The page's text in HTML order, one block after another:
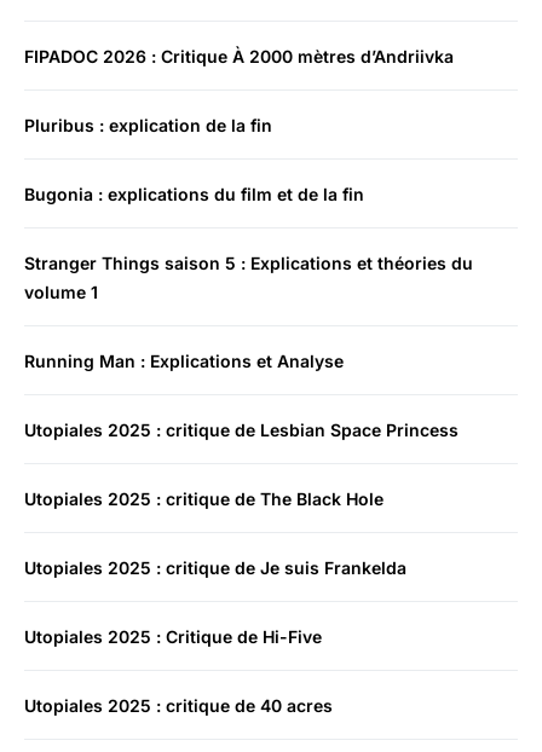
FIPADOC 2026 : Critique À 2000 mètres d’Andriivka
Pluribus : explication de la fin
Bugonia : explications du film et de la fin
Stranger Things saison 5 : Explications et théories du
volume 1
Running Man : Explications et Analyse
Utopiales 2025 : critique de Lesbian Space Princess
Utopiales 2025 : critique de The Black Hole
Utopiales 2025 : critique de Je suis Frankelda
Utopiales 2025 : Critique de Hi-Five
Utopiales 2025 : critique de 40 acres